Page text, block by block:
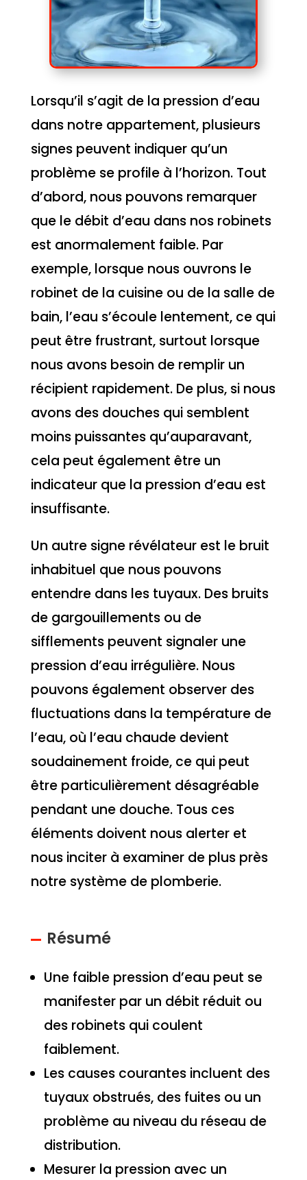
Lorsqu’il s’agit de la pression d’eau
dans notre appartement, plusieurs
signes peuvent indiquer qu’un
problème se profile à l’horizon. Tout
d’abord, nous pouvons remarquer
que le débit d’eau dans nos robinets
est anormalement faible. Par
exemple, lorsque nous ouvrons le
robinet de la cuisine ou de la salle de
bain, l’eau s’écoule lentement, ce qui
peut être frustrant, surtout lorsque
nous avons besoin de remplir un
récipient rapidement. De plus, si nous
avons des douches qui semblent
moins puissantes qu’auparavant,
cela peut également être un
indicateur que la pression d’eau est
insuffisante.
Un autre signe révélateur est le bruit
inhabituel que nous pouvons
entendre dans les tuyaux. Des bruits
de gargouillements ou de
sifflements peuvent signaler une
pression d’eau irrégulière. Nous
pouvons également observer des
fluctuations dans la température de
l’eau, où l’eau chaude devient
soudainement froide, ce qui peut
être particulièrement désagréable
pendant une douche. Tous ces
éléments doivent nous alerter et
nous inciter à examiner de plus près
notre système de plomberie.
Résumé
Une faible pression d’eau peut se
manifester par un débit réduit ou
des robinets qui coulent
faiblement.
Les causes courantes incluent des
tuyaux obstrués, des fuites ou un
problème au niveau du réseau de
distribution.
Mesurer la pression avec un